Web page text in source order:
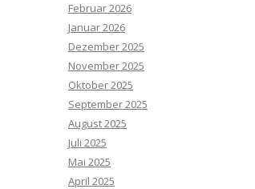
Februar 2026
Januar 2026
Dezember 2025
November 2025
Oktober 2025
September 2025
August 2025
Juli 2025
Mai 2025
April 2025